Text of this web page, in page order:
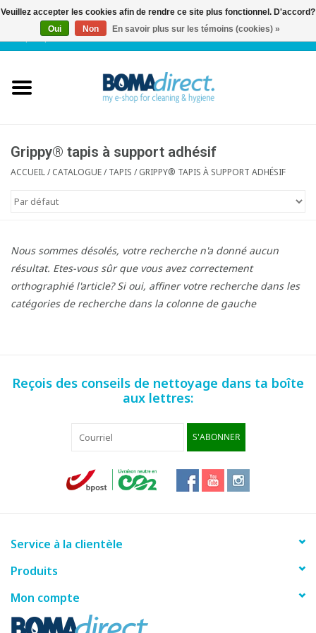
FR| 0 Articles
Service client
Grippy® tapis à support adhésif
ACCUEIL/CATALOGUE/TAPIS /GRIPPY® TAPIS À SUPPORT ADHÉSIF
Nous sommes désolés, votre recherche n'a donné aucun
résultat. Etes-vous sûr que vous avez correctement
orthographié l'article? Si oui, affiner votre recherche dans les
catégories de recherche dans la colonne de gauche
Reçois des conseils de nettoyage dans ta boîte
aux lettres:
S'ABONNER
Service à la clientèle
Produits
Mon compte
Veuillez accepter les cookies afin de rendre ce site plus fonctionnel. D'accord?
Oui
Non En savoir plus sur les témoins (cookies) »